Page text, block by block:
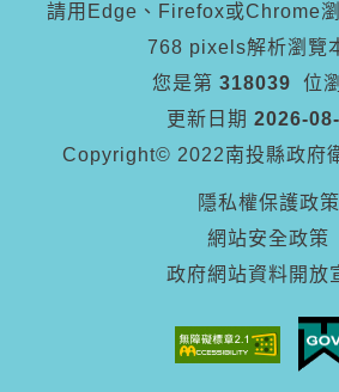
請用Edge、Firefox或Chrome
768 pixels解析瀏覽
您是第 318039
位
更新日期 2026-
Copyright© 2022南投縣政府
隱私權保護政策
網站安全政策
政府網站資料開放